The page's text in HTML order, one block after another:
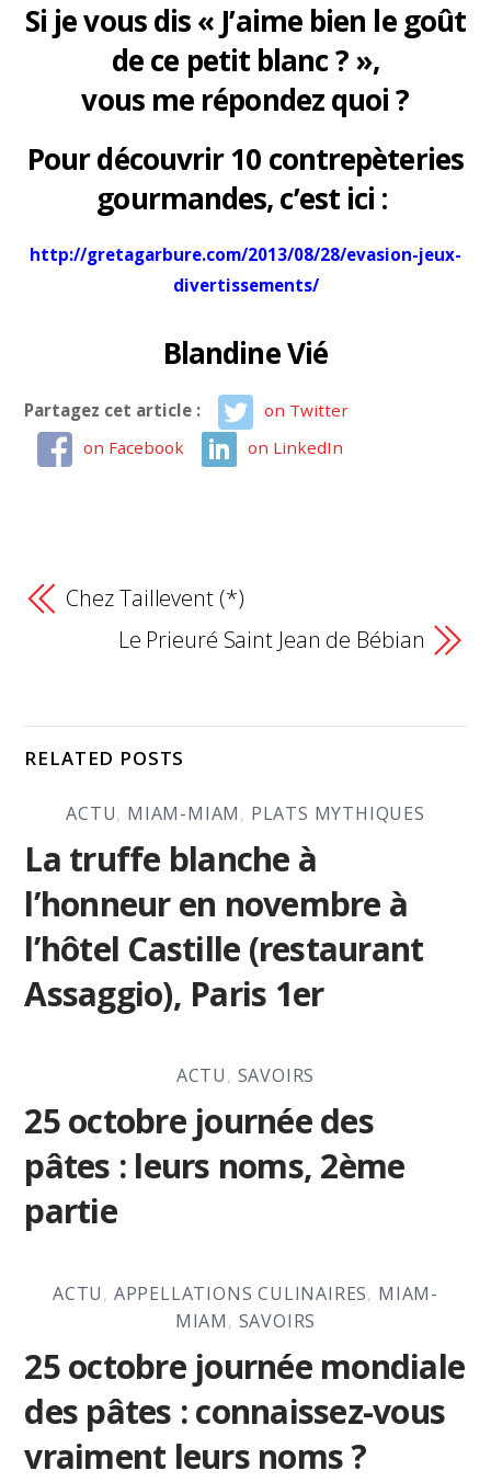
Si je vous dis « J’aime bien le goût
de ce petit blanc ? »,
vous me répondez quoi ?
Pour découvrir 10 contrepèteries
gourmandes, c’est ici :
http://gretagarbure.com/2013/08/28/evasion-jeux-
divertissements/
Blandine Vié
Partagez cet article :
on Twitter
on Facebook
on LinkedIn
Chez Taillevent (*)
Le Prieuré Saint Jean de Bébian
RELATED POSTS
ACTU, MIAM-MIAM, PLATS MYTHIQUES
La truffe blanche à
l’honneur en novembre à
l’hôtel Castille (restaurant
Assaggio), Paris 1er
ACTU, SAVOIRS
25 octobre journée des
pâtes : leurs noms, 2ème
partie
ACTU, APPELLATIONS CULINAIRES, MIAM-
MIAM, SAVOIRS
25 octobre journée mondiale
des pâtes : connaissez-vous
vraiment leurs noms ?